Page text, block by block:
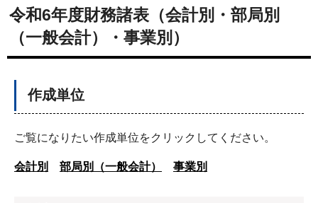
令和6年度財務諸表（会計別・部局別
（一般会計）・事業別）
作成単位
ご覧になりたい作成単位をクリックしてください。
会計別 部局別（一般会計） 事業別